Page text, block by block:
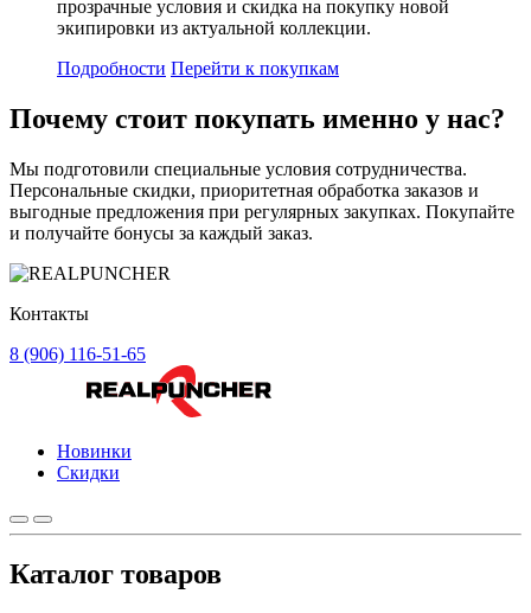
прозрачные условия и скидка на покупку новой
экипировки из актуальной коллекции.
Подробности Перейти к покупкам
Почему стоит покупать именно у нас?
Мы подготовили специальные условия сотрудничества.
Персональные скидки, приоритетная обработка заказов и
выгодные предложения при регулярных закупках. Покупайте
и получайте бонусы за каждый заказ.
Контакты
8 (906) 116-51-65
Новинки
Скидки
Каталог товаров